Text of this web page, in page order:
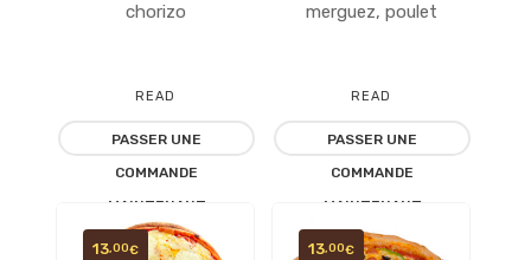
chorizo
READ
MORE
PASSER UNE
COMMANDE
MAINTENANT
merguez, poulet
READ
MORE
PASSER UNE
COMMANDE
MAINTENANT
13 ,00€ 13 ,00€